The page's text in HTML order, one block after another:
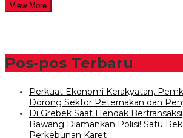
View More
Pos-pos Terbaru
Perkuat Ekonomi Kerakyatan,
Dorong Sektor Peternakan dan
Di Grebek Saat Hendak
Bawang Diamankan Polisi! Satu
Perkebunan Karet